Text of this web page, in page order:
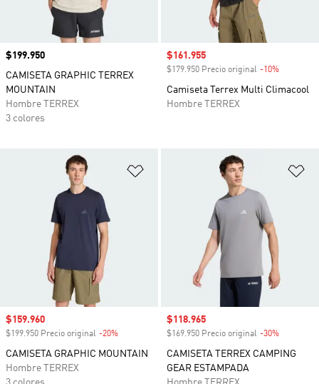
Precio
$199.950
CAMISETA GRAPHIC TERREX
MOUNTAIN
Hombre TERREX
3 colores
Precio de venta
$161.955
$179.950 Precio original -10%
Camiseta Terrex Multi Climacool
Hombre TERREX
Añadir a la lista de deseos
Precio de venta
$159.960
$199.950 Precio original -20%
CAMISETA GRAPHIC MOUNTAIN
Hombre TERREX
Precio de venta
$118.965
$169.950 Precio original -30%
CAMISETA TERREX CAMPING
GEAR ESTAMPADA